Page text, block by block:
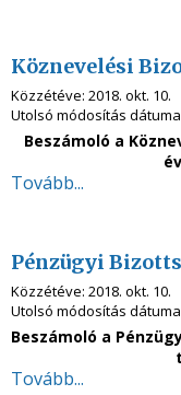
Köznevelési
Közzétéve: 2018. okt. 10.
Utolsó módosítás
Beszámoló a
Tovább...
Pénzügyi
Közzétéve: 2018. okt. 10.
Utolsó módosítás
Beszámoló a
Tovább...